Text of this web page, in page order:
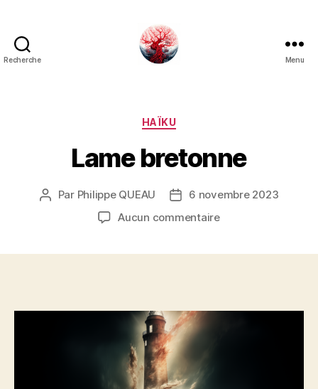
Recherche Menu
Catégories
HAÏKU
Lame bretonne
Auteur
Par Philippe QUEAU
Date6 novembre 2023
Aucun commentairesur